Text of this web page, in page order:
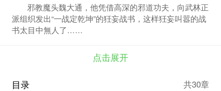
邪教魔头魏大通，他凭借高深的邪道功夫，向武林正
派组织发出“一战定乾坤”的狅妄战书，这样狅妄叫嚣的战
书太目中無人了……
点击展开
目录 共30章